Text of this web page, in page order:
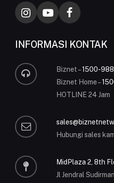
INFORMASI KONTAK
Biznet –1500-988
Biznet Home –
HOTLINE 24 Jam
Hubungi sales
MidPlaza 2, 8th
Jl Jendral